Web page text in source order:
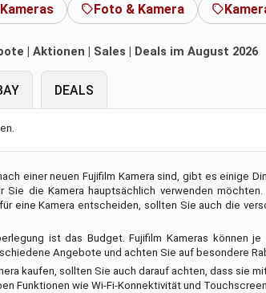
Kameras Foto & Kamera
| Aktionen | Sales | Deals im August 2026
DEALS
einer neuen Fujifilm Kamera sind, gibt es einige
Sie die Kamera hauptsächlich verwenden
eine Kamera entscheiden, sollten Sie auch die
ist das Budget. Fujifilm Kameras können
Angebote und achten Sie auf besondere
kaufen, sollten Sie auch darauf achten, dass sie
Funktionen wie Wi-Fi-Konnektivität und